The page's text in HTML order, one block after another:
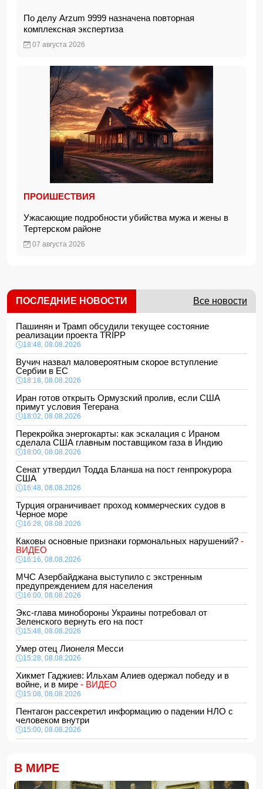
По делу Arzum 9999 назначена повторная
комплексная экспертиза
07 августа 2026
ПРОИШЕСТВИЯ
Ужасающие подробности убийства мужа и жены в
Тертерском районе
07 августа 2026
ПОСЛЕДНИЕ НОВОСТИ Все новости
Пашинян и Трамп обсудили текущее состояние
реализации проекта TRIPP
18:48, 08.08.2026
Вучич назвал маловероятным скорое вступление
Сербии в ЕС
18:18, 08.08.2026
Иран готов открыть Ормузский пролив, если США
примут условия Тегерана
18:02, 08.08.2026
Перекройка энергокарты: как эскалация с Ираном
сделала США главным поставщиком газа в Индию
18:00, 08.08.2026
Сенат утвердил Тодда Бланша на пост генпрокурора
США
16:48, 08.08.2026
Турция ограничивает проход коммерческих судов в
Черное море
16:28, 08.08.2026
Каковы основные признаки гормональных нарушений? -
ВИДЕО
16:16, 08.08.2026
МЧС Азербайджана выступило с экстренным
предупреждением для населения
16:00, 08.08.2026
Экс-глава минобороны Украины потребовал от
Зеленского вернуть его на пост
15:48, 08.08.2026
Умер отец Лионеля Месси
15:28, 08.08.2026
Хикмет Гаджиев: Ильхам Алиев одержал победу и в
войне, и в мире - ВИДЕО
15:08, 08.08.2026
Пентагон рассекретил информацию о падении НЛО с
человеком внутри
15:00, 08.08.2026
14:48, 08.08.2026
Зеленский встретился с Вучичем
В МИРЕ